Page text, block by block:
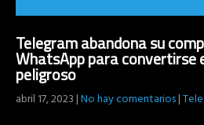
Telegram abandona su
WhatsApp para convertirse
peligroso
abril 17, 2023|No hay comentarios|